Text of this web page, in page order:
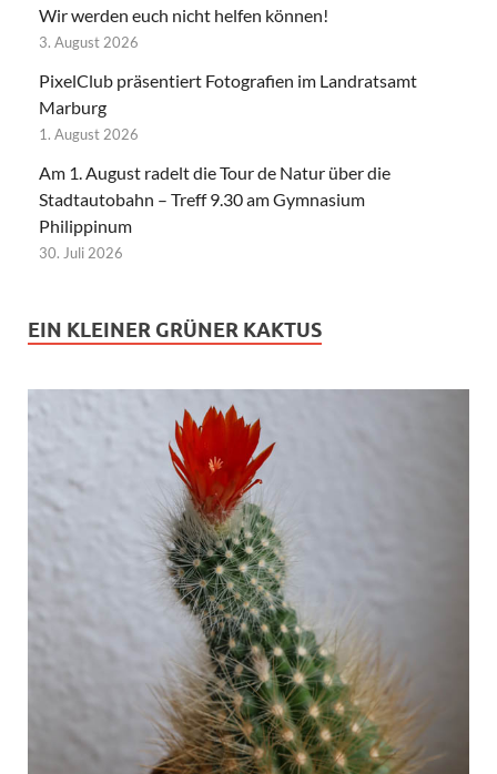
Wir werden euch nicht helfen können!
3. August 2026
PixelClub präsentiert Fotografien im Landratsamt
Marburg
1. August 2026
Am 1. August radelt die Tour de Natur über die
Stadtautobahn – Treff 9.30 am Gymnasium
Philippinum
30. Juli 2026
EIN KLEINER GRÜNER KAKTUS